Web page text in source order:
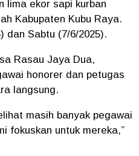
lima ekor sapi kurban
Kabupaten Kubu Raya.
dan Sabtu (7/6/2025).
Rasau Jaya Dua,
honorer dan petugas
langsung.
masih banyak pegawai
fokuskan untuk mereka,”